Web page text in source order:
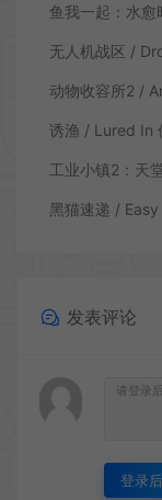
诱渔 / Lured In
发表评论
登录